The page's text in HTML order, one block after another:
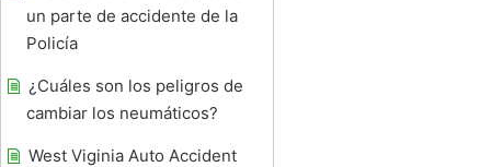
un parte de accidente de la
Policía
¿Cuáles son los peligros de
cambiar los neumáticos?
West Viginia Auto Accident